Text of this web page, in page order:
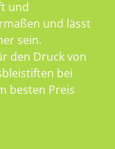
und
und lässt
sein.
den Druck von
bei
besten Preis